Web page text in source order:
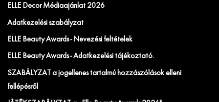
ELLE Decor Médiaajánlat 2026
Adatkezelési szabályzat
ELLE Beauty Awards - Nevezési feltételek
ELLE Beauty Awards - Adatkezelési tájékoztató.
SZABÁLYZAT a jogellenes tartalmú hozzászólások elleni
fellépésről